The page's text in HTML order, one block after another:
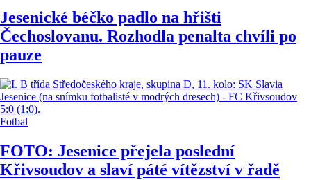
Jesenické béčko padlo na hřišti
Čechoslovanu. Rozhodla penalta chvíli po
pauze
Fotbal
FOTO: Jesenice přejela poslední
Křivsoudov a slaví páté vítězství v řadě